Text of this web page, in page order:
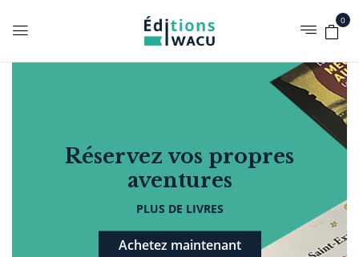
0
Réservez vos propres
aventures
PLUS DE LIVRES
Achetez maintenant